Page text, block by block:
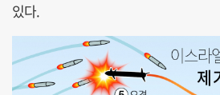
있다.